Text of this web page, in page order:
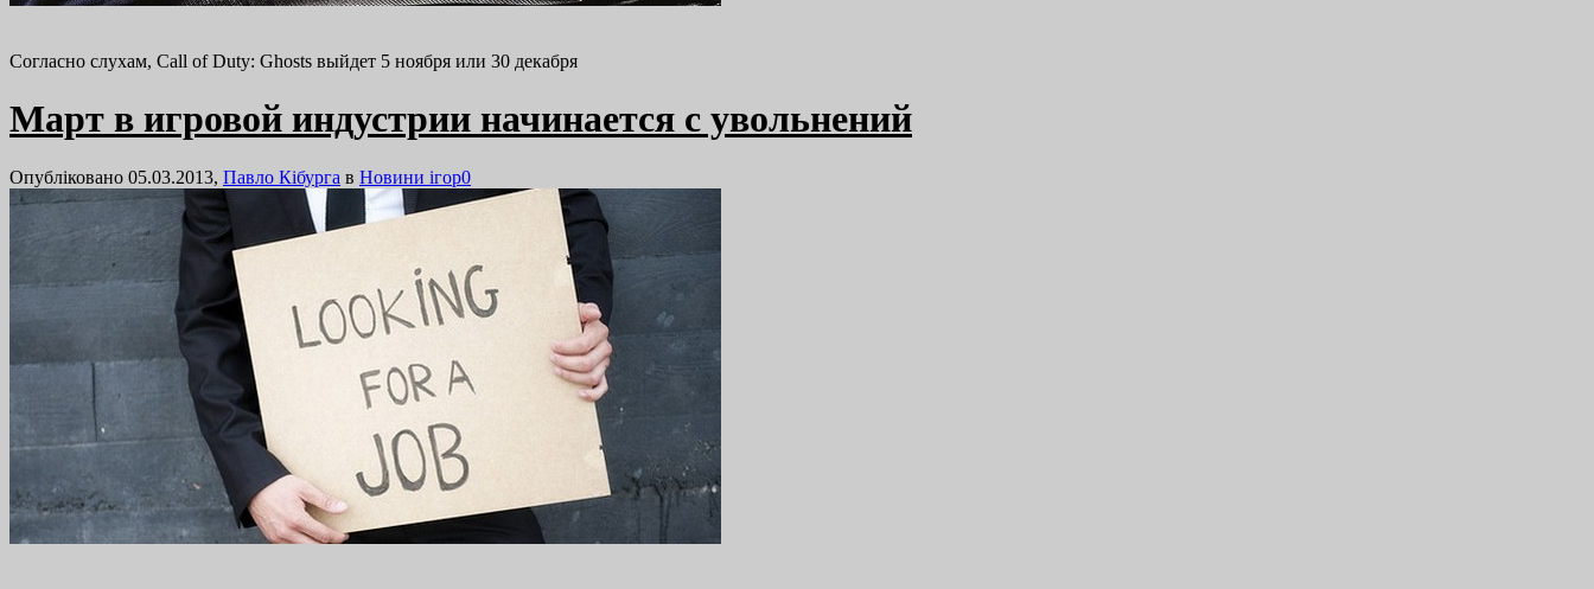
Согласно слухам, Call of Duty: Ghosts выйдет 5 ноября или 30 декабря
Март в игровой индустрии начинается с увольнений
Опубліковано 05.03.2013, Павло Кібурга в Новини ігор0